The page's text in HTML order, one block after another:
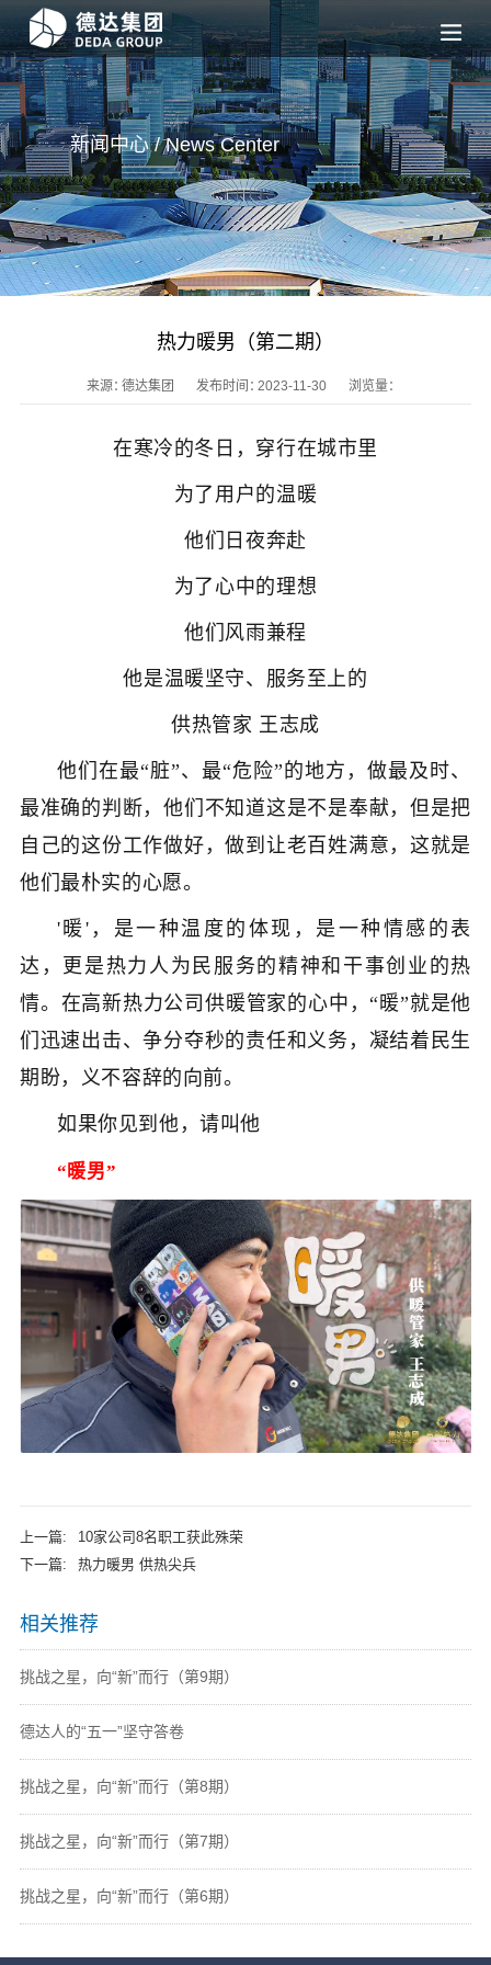
新闻中心 / NewsCenter
热力暖男（第二期）
来源：德达集团 发布时间：2023-11-30 浏览量：
在寒冷的冬日，穿行在城市里
为了用户的温暖
他们日夜奔赴
为了心中的理想
他们风雨兼程
他是温暖坚守、服务至上的
供热管家 王志成
他们在最“脏”、最“危险”的地方，做最及时、
最准确的判断，他们不知道这是不是奉献，但是把
自己的这份工作做好，做到让老百姓满意，这就是
他们最朴实的心愿。
'暖'，是一种温度的体现，是一种情感的表
达，更是热力人为民服务的精神和干事创业的热
情。在高新热力公司供暖管家的心中，“暖”就是他
们迅速出击、争分夺秒的责任和义务，凝结着民生
期盼，义不容辞的向前。
如果你见到他，请叫他
“暖男”
上一篇:
10家公司8名职工获此殊荣
下一篇:
热力暖男 供热尖兵
相关推荐
挑战之星，向“新”而行（第9期）
德达人的“五一”坚守答卷
挑战之星，向“新”而行（第8期）
挑战之星，向“新”而行（第7期）
挑战之星，向“新”而行（第6期）